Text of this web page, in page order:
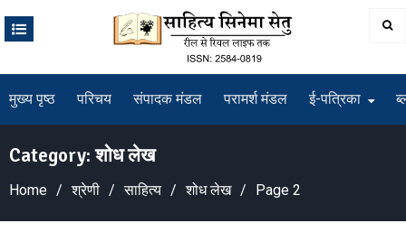
मुख्य पृष्ठ परिचय संपादक मंडल परामर्श मंडल ई-पत्रिका
Category:शोध लेख
Home श्रेणी साहित्य शोध लेख Page 2